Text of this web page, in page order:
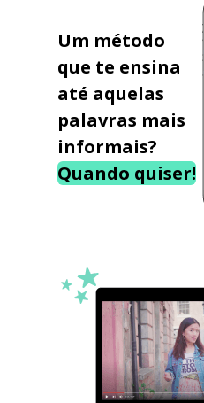
Um método
que te ensina
até aquelas
palavras mais
informais?
Quando quiser!